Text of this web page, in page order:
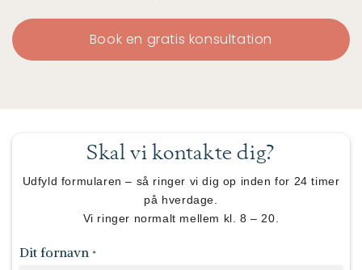
Book en gratis konsultation
Skal vi kontakte dig?
Udfyld formularen – så ringer vi dig op inden for 24 timer
på hverdage.
Vi ringer normalt mellem kl. 8 – 20.
Dit fornavn *